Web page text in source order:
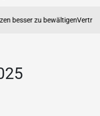
besser zu bewältigen